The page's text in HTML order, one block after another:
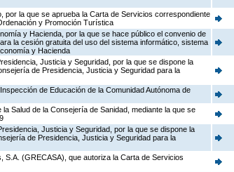
la que se aprueba la Carta de Servicios correspondiente
y Promoción Turística
y Hacienda, por la que se hace público el convenio de
la cesión gratuita del uso del sistema informático, sistema
y Hacienda
Justicia y Seguridad, por la que se dispone la
de Presidencia, Justicia y Seguridad para la
de Educación de la Comunidad Autónoma de
Salud de la Consejería de Sanidad, mediante la que se
Justicia y Seguridad, por la que se dispone la
de Presidencia, Justicia y Seguridad para la
S.A. (GRECASA), que autoriza la Carta de Servicios